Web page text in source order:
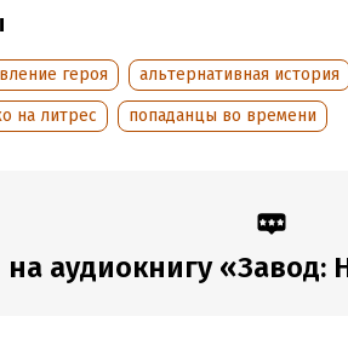
героя альтернативная история
на литрес
попаданцы во времени
аудиокнигу «Завод: